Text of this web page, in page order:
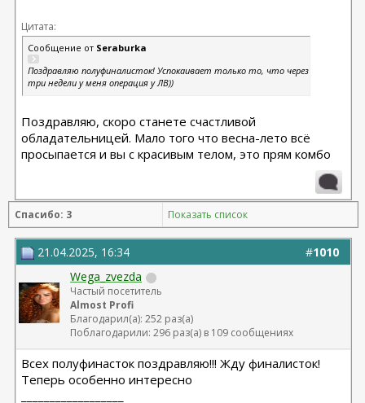
Цитата:
Сообщение от Seraburka
Поздравляю полуфиналисток! Успокаивает только то, что через
три недели у меня операция у ЛВ))
Поздравляю, скоро станете счастливой
обладательницей. Мало того что весна-лето всё
просыпается и вы с красивым телом, это прям комбо
Спасибо: 3 Показать список
#1010
21.04.2025, 16:34
Wega_zvezda
Частый посетитель
Almost Profi
Благодарил(а): 252 раз(а)
Поблагодарили: 296 раз(а) в 109 сообщениях
Всех полуфинасток поздравляю!!! Жду финалисток!
Теперь особенно интересно